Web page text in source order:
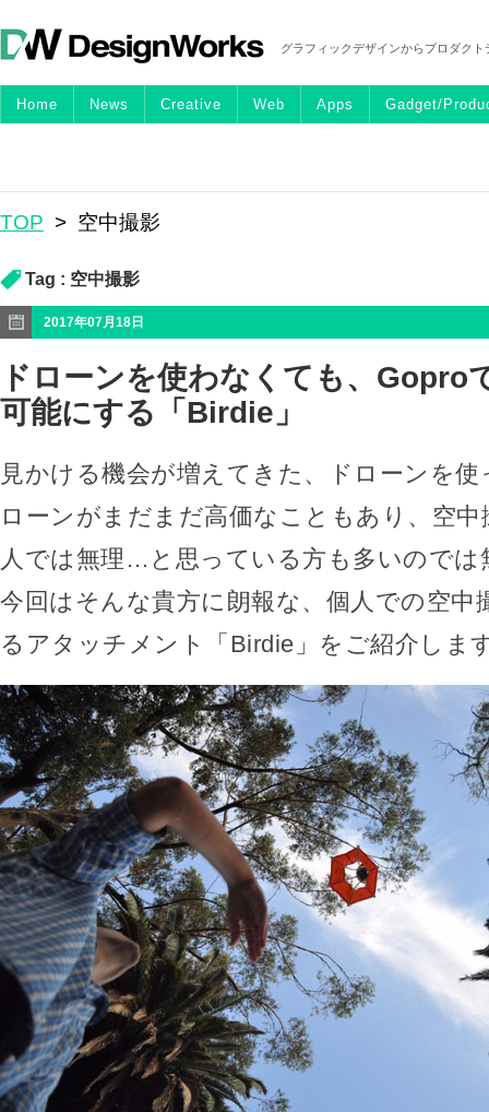
グラフィックデザインからプロダク
Home News Creative Web Apps Gadget/
TOP > 空中撮影
Tag : 空中撮影
2017年07月18日
ドローンを使わなくても、Gopro
可能にする「Birdie」
見かける機会が増えてきた、ドローンを使
ローンがまだまだ高価なこともあり、空
人では無理…と思っている方も多いのでは
今回はそんな貴方に朗報な、個人での空中
るアタッチメント「Birdie」をご紹介しま